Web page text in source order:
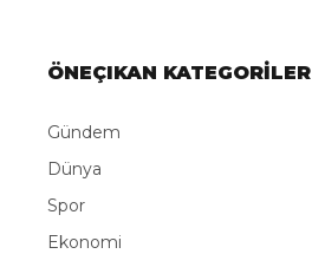
ÖNEÇIKAN KATEGORİLER
Gündem
Dünya
Spor
Ekonomi